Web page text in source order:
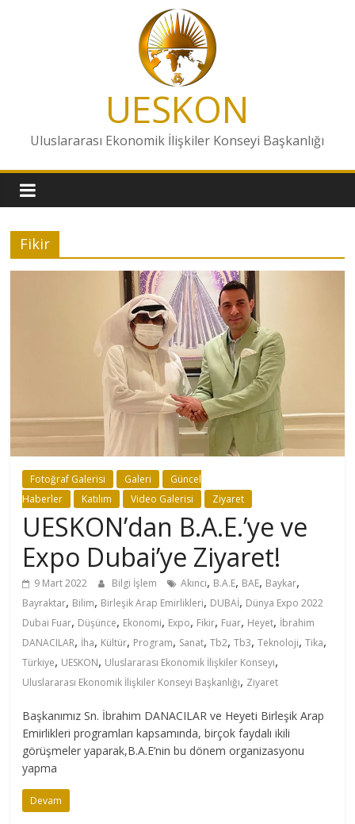
UESKON
Uluslararası Ekonomik İlişkiler Konseyi Başkanlığı
Fikir
Fotoğraf Galerisi Galeri
Güncel
Haberler
Katılım Video Galerisi Ziyaret
UESKON’dan B.A.E.’ye ve
Expo Dubai’ye Ziyaret!
9 Mart 2022 Bilgi İşlem Akıncı, B.A.E, BAE, Baykar,
Bayraktar, Bilim, Birleşik Arap Emirlikleri, DUBAİ, Dünya Expo 2022
Dubai Fuar, Düşünce, Ekonomi, Expo, Fikir, Fuar, Heyet, İbrahim
DANACILAR, İha, Kültür, Program, Sanat,Tb2,Tb3,Teknoloji,Tika,
Türkiye, UESKON, Uluslararası Ekonomik İlişkiler Konseyi,
Uluslararası Ekonomik İlişkiler Konseyi Başkanlığı, Ziyaret
Başkanımız Sn. İbrahim DANACILAR ve Heyeti Birleşik Arap
Emirlikleri programları kapsamında, birçok faydalı ikili
görüşmeler yaparak,B.A.E’nin bu dönem organizasyonu
yapma
Devam